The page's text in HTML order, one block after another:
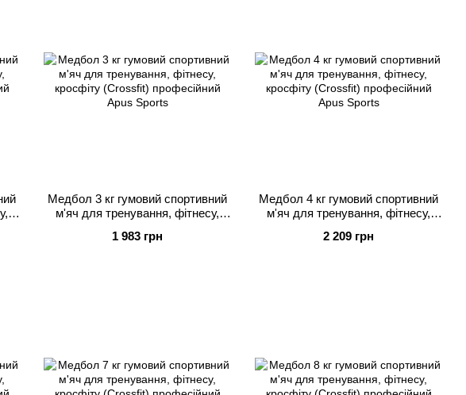
Медбол 3 кг гумовий спортивний
м'яч для тренування, фітнесу,
Apus Sports
1 983 грн
Медбол 4 кг гумовий спортивний
м'яч для тренування, фітнесу,
Apus Sports
2 209 грн